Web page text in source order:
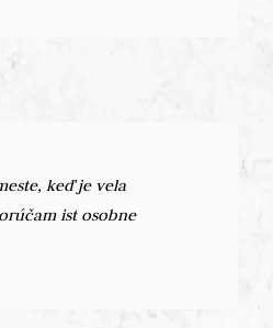
keď je vela
ist osobne